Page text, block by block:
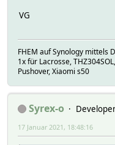
VG
FHEM auf Synology mittels
1x für Lacrosse,
Pushover, Xiaomi s50
Syrex-o
17 Januar 2021, 18:48:16